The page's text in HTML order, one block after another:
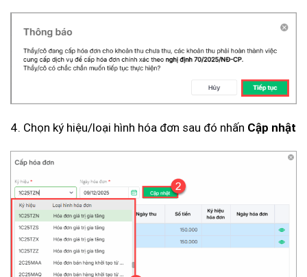
4. Chọn ký hiệu/loại hình hóa đơn sau đó nhấn Cập nhật